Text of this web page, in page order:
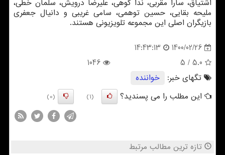
اشتیاق، سارا مقربی، ندا کوهی، علیرضا درویش، سلمان خطی،
ملیحه بقایی، حسین توهمی، سامی غریبی و دانیال جعفری
بازیگران اصلی این مجموعه تلویزیونی هستند.
1400/02/26
14:43:13
5.0
/ 5
1046
تگهای خبر:
خواننده
این مطلب را می پسندید؟
(1)
(0)
تازه ترین مطالب مرتبط